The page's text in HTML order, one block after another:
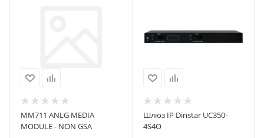
MM711 ANLG MEDIA
MODULE - NON GSA
Шлюз IP Dinstar UC350-
4S4O